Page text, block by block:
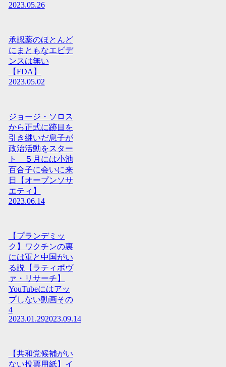
2023.05.26
承認薬のほとんど
にまともなエビデ
ンスは無い
【FDA】
2023.05.02
ジョージ・ソロス
から正式に跡目を
引き継いだ息子が
政治活動をスター
ト ５月には小池
百合子に会いに来
日【オープンソサ
エティ】
2023.06.14
【プランデミッ
ク】ワクチンの裏
には軍と中国がい
る説【ラティポヴ
ァ・リサーチ】
YouTubeにはアッ
プしない動画その
4
2023.01.292023.09.14
【共和党候補がい
ない投票用紙】イ